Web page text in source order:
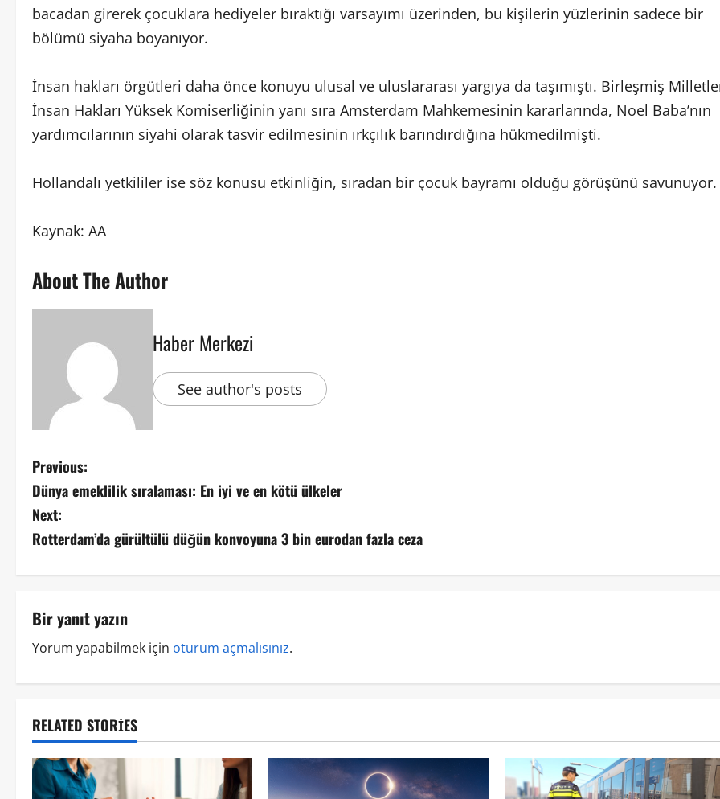
bacadan girerek çocuklara hediyeler bıraktığı varsayımı üzerinden, bu kişilerin yüzlerinin sadece bir
bölümü siyaha boyanıyor.
İnsan hakları örgütleri daha önce konuyu ulusal ve uluslararası yargıya da taşımıştı. Birleşmiş
İnsan Hakları Yüksek Komiserliğinin yanı sıra Amsterdam Mahkemesinin kararlarında, Noel Baba’nın
yardımcılarının siyahi olarak tasvir edilmesinin ırkçılık barındırdığına hükmedilmişti.
Hollandalı yetkililer ise söz konusu etkinliğin, sıradan bir çocuk bayramı olduğu görüşünü savunuyor.
Kaynak: AA
About The Author
Haber Merkezi
See author's posts
Previous:
Dünya emeklilik sıralaması: En iyi ve en kötü ülkeler
Next:
Rotterdam’da gürültülü düğün konvoyuna 3 bin eurodan fazla ceza
Bir yanıt yazın
Yorum yapabilmek için oturum açmalısınız.
RELATED STORIES